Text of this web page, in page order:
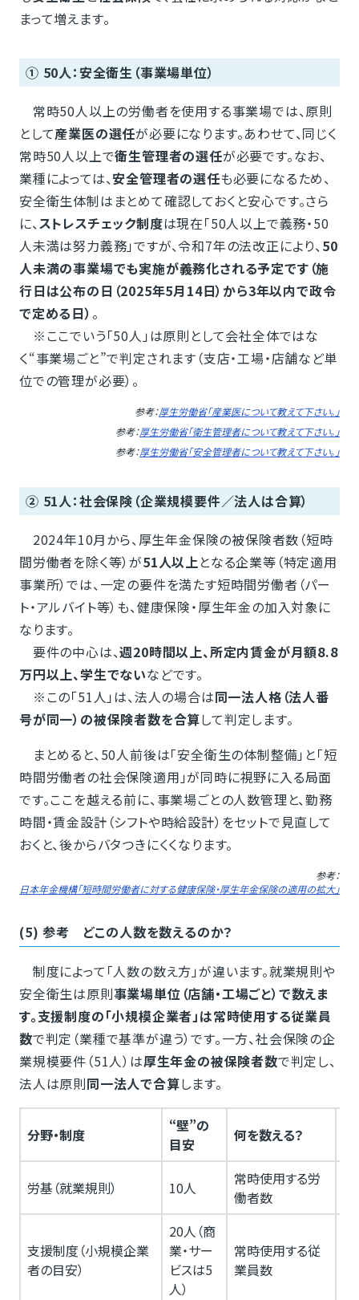
まって増えます。
① 50人：安全衛生（事業場単位）
常時50人以上の労働者を使用する事業場では、原則
として産業医の選任が必要になります。あわせて、同じく
常時50人以上で衛生管理者の選任が必要です。なお、
業種によっては、安全管理者の選任も必要になるため、
安全衛生体制はまとめて確認しておくと安心です。さら
に、ストレスチェック制度は現在「50人以上で義務・50
人未満は努力義務」ですが、令和7年の法改正により、50
人未満の事業場でも実施が義務化される予定です（施
行日は公布の日（2025年5月14日）から3年以内で政令
で定める日） 。
※ここでいう「50人」は原則として会社全体ではな
く“事業場ごと”で判定されます（支店・工場・店舗など単
位での管理が必要）。
参考：厚生労働省「産業医について教えて下さい。」
参考：厚生労働省「衛生管理者について教えて下さい。」
参考：厚生労働省「安全管理者について教えて下さい。」
② 51人：社会保険（企業規模要件／法人は合算）
2024年10月から、厚生年金保険の被保険者数（短時
間労働者を除く等）が51人以上となる企業等（特定適用
事業所）では、一定の要件を満たす短時間労働者（パー
ト・アルバイト等）も、健康保険・厚生年金の加入対象に
なります。
要件の中心は、週20時間以上、所定内賃金が月額8.8
万円以上、学生でないなどです。
※この「51人」は、法人の場合は同一法人格（法人番
号が同一）の被保険者数を合算して判定します。
まとめると、50人前後は「安全衛生の体制整備」と「短
時間労働者の社会保険適用」が同時に視野に入る局面
です。ここを越える前に、事業場ごとの人数管理と、勤務
時間・賃金設計（シフトや時給設計）をセットで見直して
おくと、後からバタつきにくくなります。
参考：
日本年金機構「短時間労働者に対する健康保険・厚生年金保険の適用の拡大」
(5) 参考 どこの人数を数えるのか？
制度によって「人数の数え方」が違います。就業規則や
安全衛生は原則事業場単位（店舗・工場ごと）で数えま
す。支援制度の「小規模企業者」は常時使用する従業員
数で判定（業種で基準が違う）です。一方、社会保険の企
業規模要件（51人）は厚生年金の被保険者数で判定し、
法人は原則同一法人で合算します。
分野・制度
“壁”の
目安
何を数える？
労基（就業規則） 10人
常時使用する労
働者数
支援制度（小規模企業
者の目安）
20人（商
業・サー
ビスは5
人）
常時使用する従
業員数